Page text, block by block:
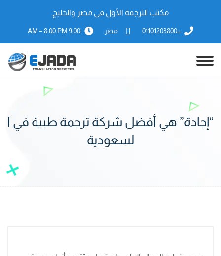
مكتب الترجمة الأول فى مصر والخليج
+01101203800 مصر 9:00 AM – 8:00 PM
“إجادة” هي أفضل شركة ترجمة طبية في ا
لسعودية